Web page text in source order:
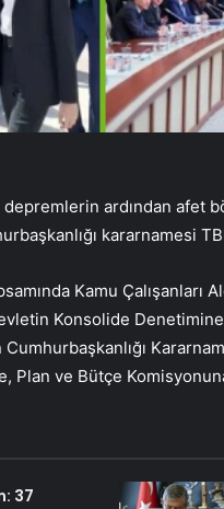
depremlerin ardından afet
kararnamesi
Kamu
Konsolide
Plan ve Bütçe
37